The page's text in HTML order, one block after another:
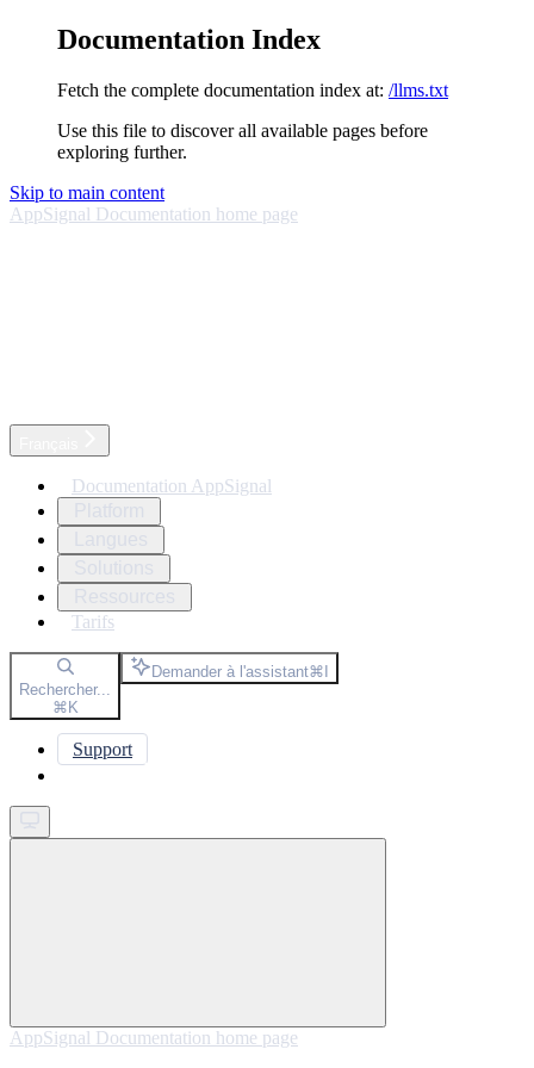
Documentation Index
Fetch the complete documentation index at: /llms.txt
Use this file to discover all available pages before
exploring further.
Skip to main content
AppSignal Documentation home page
Documentation AppSignal
Tarifs
Rechercher...
⌘K
Demander à l'assistant⌘I
Support
AppSignal Documentation home page